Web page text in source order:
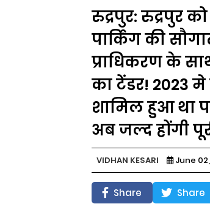
रुद्रपुर: रुद्रपुर
पार्किंग की
प्राधिकरण के
का टेंडर! 2023
शामिल हुआ था
अब जल्द होंगी
VIDHAN KESARI June
Share Share